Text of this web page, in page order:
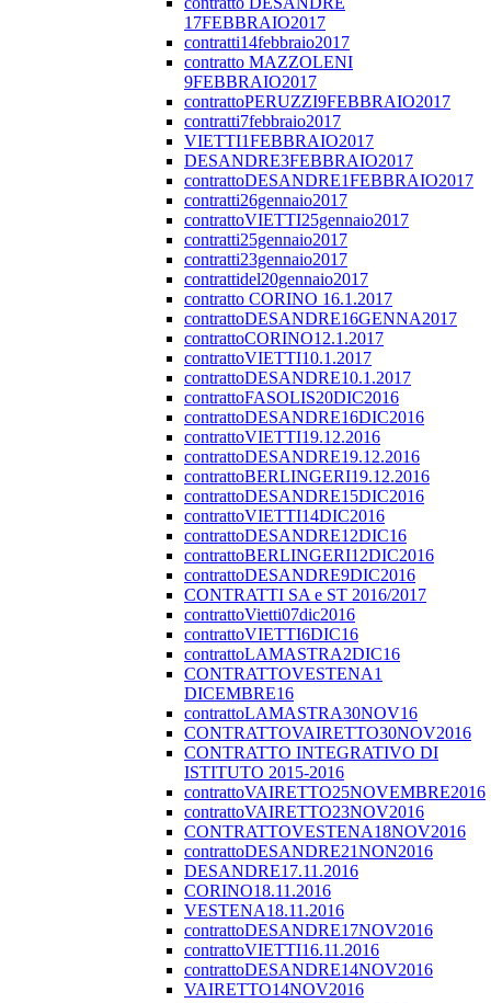
17FEBBRAIO2017
contratti14febbraio2017
contratto MAZZOLENI
9FEBBRAIO2017
contrattoPERUZZI9FEBBRAIO2017
contratti7febbraio2017
VIETTI1FEBBRAIO2017
DESANDRE3FEBBRAIO2017
contrattoDESANDRE1FEBBRAIO2017
contratti26gennaio2017
contrattoVIETTI25gennaio2017
contratti25gennaio2017
contratti23gennaio2017
contrattidel20gennaio2017
contratto CORINO 16.1.2017
contrattoDESANDRE16GENNA2017
contrattoCORINO12.1.2017
contrattoVIETTI10.1.2017
contrattoDESANDRE10.1.2017
contrattoFASOLIS20DIC2016
contrattoDESANDRE16DIC2016
contrattoVIETTI19.12.2016
contrattoDESANDRE19.12.2016
contrattoBERLINGERI19.12.2016
contrattoDESANDRE15DIC2016
contrattoVIETTI14DIC2016
contrattoDESANDRE12DIC16
contrattoBERLINGERI12DIC2016
contrattoDESANDRE9DIC2016
CONTRATTI SA e ST 2016/2017
contrattoVietti07dic2016
contrattoVIETTI6DIC16
contrattoLAMASTRA2DIC16
CONTRATTOVESTENA1
DICEMBRE16
contrattoLAMASTRA30NOV16
CONTRATTOVAIRETTO30NOV2016
CONTRATTO INTEGRATIVO DI
ISTITUTO 2015-2016
contrattoVAIRETTO25NOVEMBRE2016
contrattoVAIRETTO23NOV2016
CONTRATTOVESTENA18NOV2016
contrattoDESANDRE21NON2016
DESANDRE17.11.2016
CORINO18.11.2016
VESTENA18.11.2016
contrattoDESANDRE17NOV2016
contrattoVIETTI16.11.2016
contrattoDESANDRE14NOV2016
VAIRETTO14NOV2016